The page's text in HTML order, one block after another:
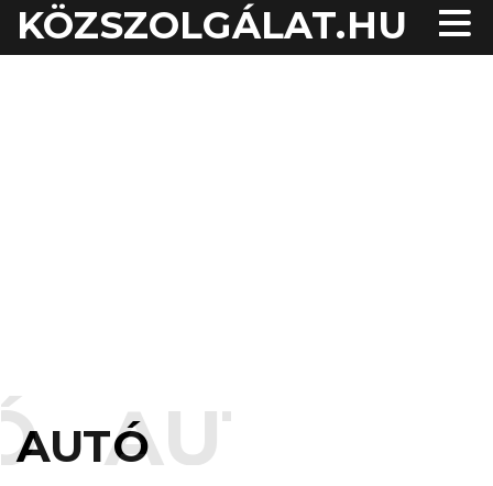
KÖZSZOLGÁLAT.HU
AUTÓ